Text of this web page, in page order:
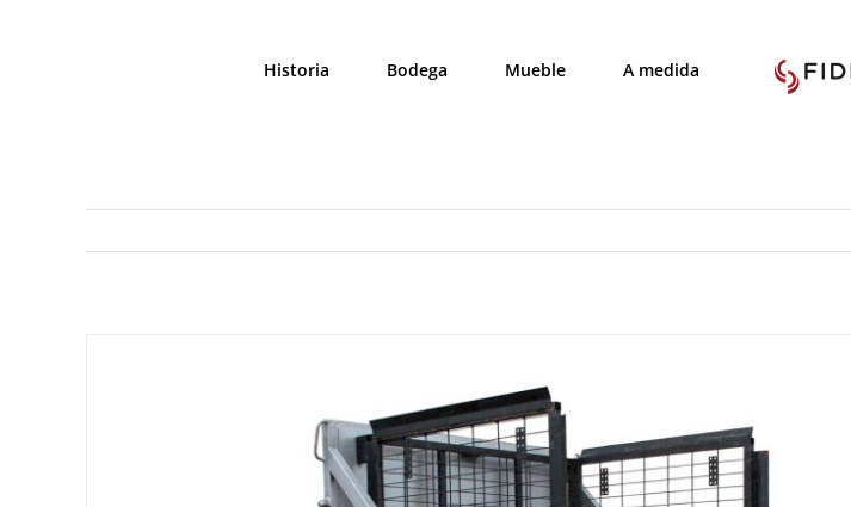
Historia Bodega Mueble A medida